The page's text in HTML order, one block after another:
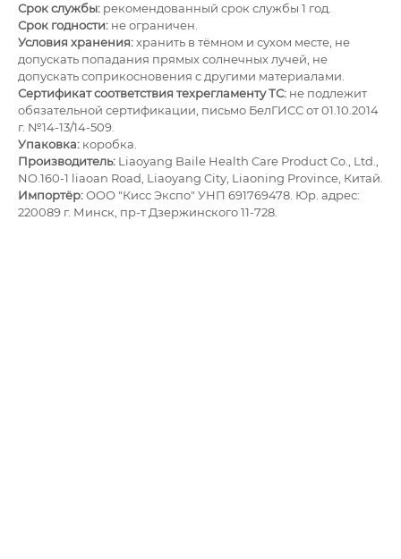
Срок службы: рекомендованный срок службы 1 год.
Срок годности: не ограничен.
Условия хранения:хранить в тёмном и сухом месте, не
допускать попадания прямых солнечных лучей, не
допускать соприкосновения с другими материалами.
Сертификат соответствия техрегламенту ТС: не подлежит
обязательной сертификации, письмо БелГИСС от 01.10.2014
г. №14-13/14-509.
Упаковка: коробка.
Производитель: Liaoyang Baile Health Care Product Co., Ltd.,
NO.160-1 liaoan Road, Liaoyang City, Liaoning Province, Китай.
Импортёр:ОOО "Кисс Экспо" УНП 691769478. Юр. адрес:
220089 г. Минск, пр-т Дзержинского 11-728.